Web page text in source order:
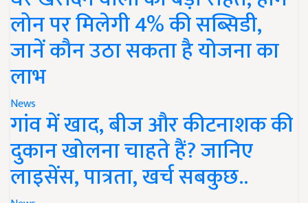
लोन पर मिलेगी 4% की सब्सिडी,
जानें कौन उठा सकता है योजना का
लाभ
News
गांव में खाद, बीज और कीटनाशक की
दुकान खोलना चाहते हैं? जानिए
लाइसेंस, पात्रता, खर्च सबकुछ..